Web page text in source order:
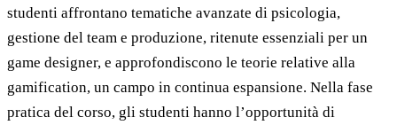
studenti affrontano tematiche avanzate di psicologia,
gestione del team e produzione, ritenute essenziali per un
game designer, e approfondiscono le teorie relative alla
gamification, un campo in continua espansione. Nella fase
pratica del corso, gli studenti hanno l’opportunità di